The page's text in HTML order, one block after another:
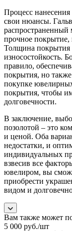
Процесс нанесения
свои нюансы.
распространенный
прочное покрытие,
Толщина покрытия
износостойкость.
правило,
покрытия, но
покупке
покрытия, чтобы
долговечности.
В заключение,
позолотой – это
и ценой. Оба
недостатки, и
индивидуальных
взвесив все
ювелиром, вы
приобрести
видом и
Вам также может
5 000 руб./шт